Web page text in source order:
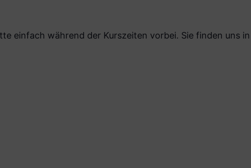
einfach während der Kurszeiten vorbei. Sie finden uns in